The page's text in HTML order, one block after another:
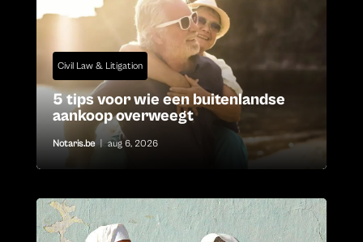
Civil Law & Litigation
5 tips voor wie een buitenlandse
aankoop overweegt
Notaris.be | aug 6, 2026